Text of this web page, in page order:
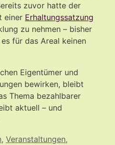
zuvor hatte der
einer Erhaltungssatzung
zu nehmen – bisher
für das Areal keinen
Eigentümer und
bewirken, bleibt
Thema bezahlbarer
aktuell – und
, Veranstaltungen,